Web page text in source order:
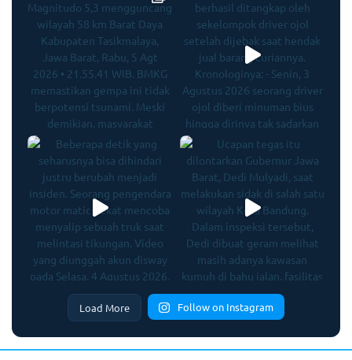
Load More Follow on Instagram